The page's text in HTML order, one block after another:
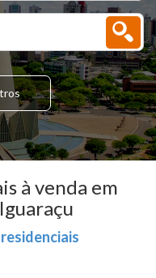
à venda em